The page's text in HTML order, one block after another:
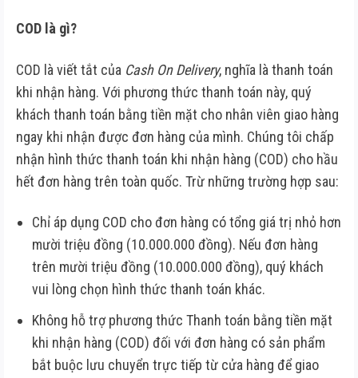
COD là gì?
COD là viết tắt của Cash On Delivery, nghĩa là thanh toán
khi nhận hàng. Với phương thức thanh toán này, quý
khách thanh toán bằng tiền mặt cho nhân viên giao hàng
ngay khi nhận được đơn hàng của mình. Chúng tôi chấp
nhận hình thức thanh toán khi nhận hàng (COD) cho hầu
hết đơn hàng trên toàn quốc. Trừ những trường hợp sau:
Chỉ áp dụng COD cho đơn hàng có tổng giá trị nhỏ hơn
mười triệu đồng (10.000.000 đồng). Nếu đơn hàng
trên mười triệu đồng (10.000.000 đồng), quý khách
vui lòng chọn hình thức thanh toán khác.
Không hỗ trợ phương thức Thanh toán bằng tiền mặt
khi nhận hàng (COD) đối với đơn hàng có sản phẩm
bắt buộc lưu chuyển trực tiếp từ cửa hàng để giao